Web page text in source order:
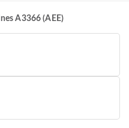
A3366 (AEE)